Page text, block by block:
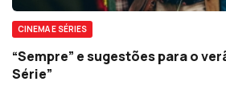
CINEMA E SÉRIES
“Sempre” e sugestões para o
Série”